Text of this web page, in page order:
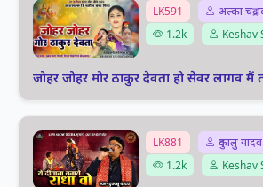
LK591 अल्का
1.2k
Keshav
जोहर जोहर मोर ठाकुर देवता हो सेवर लागव मैं
LK881 दुकालु यादव
1.2k
Keshav